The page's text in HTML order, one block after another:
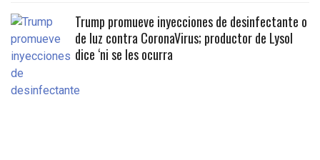
Trump promueve inyecciones de desinfectante o
de luz contra CoronaVirus; productor de Lysol
dice ‘ni se les ocurra